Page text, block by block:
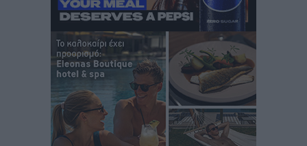
Τοπικές Ειδήσεις• πριν 3 ώρες
Συναυλία με τον Γιάννη Κότσιρα στις 21 Αυγούστου
Πολιτιστικά• πριν 3 ώρες
Έκτακτη συνεδρίαση της Δημοτικής Επιτροπής Ρόδου
αύριο Παρασκευή 7 Αυγούστου
Τοπικές Ειδήσεις πριν 3 ώρες